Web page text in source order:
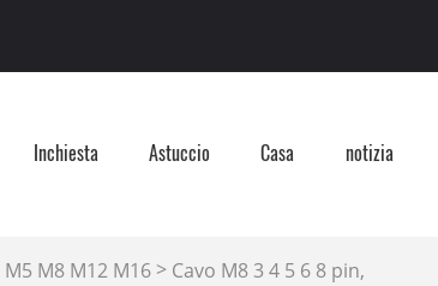
Inchiesta Astuccio Casa notizia
M8 M12 M16 > Cavo M8 3 4 5 6 8 pin,